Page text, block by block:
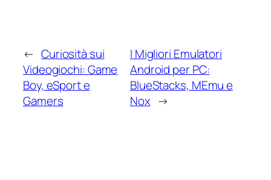
← Curiosità sui
Videogiochi: Game
Boy, eSport e
Gamers
I Migliori Emulatori
Android per PC:
BlueStacks, MEmu e
Nox →